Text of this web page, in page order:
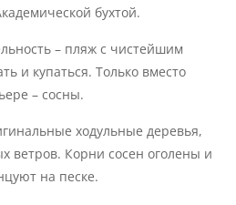
бухтой.
– пляж с чистейшим
и купаться. Только вместо
– сосны.
ходульные деревья,
ветров. Корни сосен оголены и
на песке.